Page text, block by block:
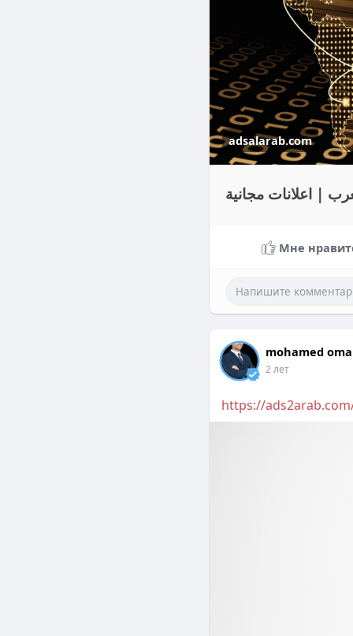
adsalarab.com
| اعلانات مجانية
Мне
mohamed
2 лет
https://